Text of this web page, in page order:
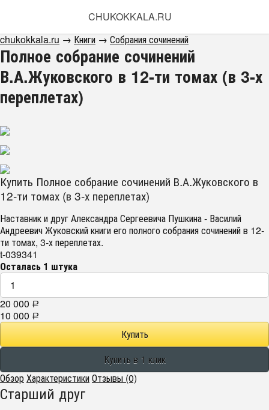
CHUKOKKALA.RU
chukokkala.ru → Книги → Собрания сочинений
Полное собрание сочинений
В.А.Жуковского в 12-ти томах (в 3-х
переплетах)
Купить Полное собрание сочинений В.А.Жуковского в
12-ти томах (в 3-х переплетах)
Наставник и друг Александра Сергеевича Пушкина - Василий
Андреевич Жуковский книги его полного собрания сочинений в 12-
ти томах, 3-х переплетах.
t-039341
Осталась 1 штука
20 000 Р
10 000 Р
ОбзорХарактеристикиОтзывы (0)
Старший друг